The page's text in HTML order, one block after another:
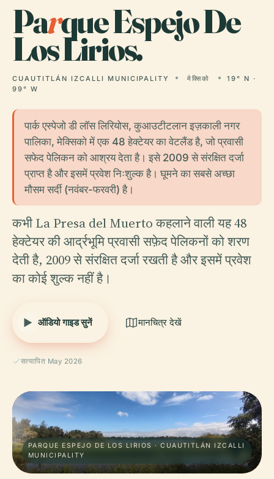
Parque Espejo De
Los Lirios.
CUAUTITLÁN IZCALLI MUNICIPALITY मेक्सिको
19° N ·
99° W
पार्क एस्पेजो डी लॉस लिरियोस, कुआउटीटलान इज़काली नगर
पालिका, मेक्सिको में एक 48 हेक्टेयर का वेटलैंड है, जो प्रवासी
सफेद पेलिकन को आश्रय देता है। इसे 2009 से संरक्षित दर्जा
प्राप्त है और इसमें प्रवेश निःशुल्क है। घूमने का सबसे अच्छा
मौसम सर्दी (नवंबर-फरवरी) है।
कभी La Presa del Muerto कहलाने वाली यह 48
हेक्टेयर की आर्द्रभूमि प्रवासी सफ़ेद पेलिकनों को शरण
देती है, 2009 से संरक्षित दर्जा रखती है और इसमें प्रवेश
का कोई शुल्क नहीं है।
ऑडियो गाइड सुनें मानचित्र देखें
सत्यापित May 2026
PARQUE ESPEJO DE LOS LIRIOS · CUAUTITLÁN IZCALLI
MUNICIPALITY